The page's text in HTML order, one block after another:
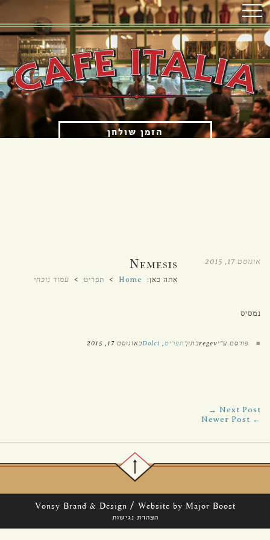
הזמן שולחן
אוגוסט 17, 2015 Nemesis
אתה כאן: Home
> תפריט > עמוד נוכחי
נמסיס
■ פורסם ע"יregevבתוך תפריט ,
Dolciבאוגוסט 17, 2015
Next Post →
← Newer Post
Vonsy Brand & Design / Website by Major Boost
הצהרת נגישות